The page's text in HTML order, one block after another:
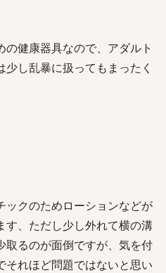
健康器具なので、アダルト
し乱暴に扱ってもまったく
クのためローションなどが
す、ただし少し外れて横の溝
取るのが面倒ですが、気を付
それほど問題ではないと思い